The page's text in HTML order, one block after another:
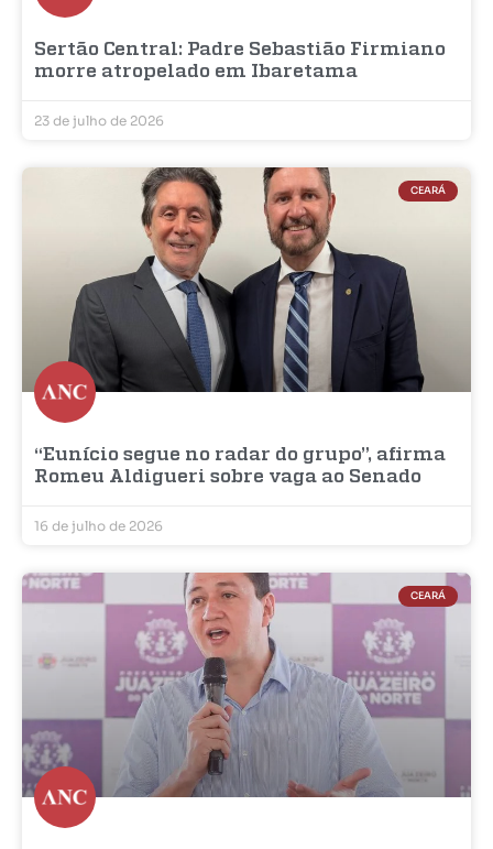
Sertão Central: Padre Sebastião Firmiano
morre atropelado em Ibaretama
23 de julho de 2026
CEARÁ
“Eunício segue no radar do grupo”, afirma
Romeu Aldigueri sobre vaga ao Senado
16 de julho de 2026
CEARÁ